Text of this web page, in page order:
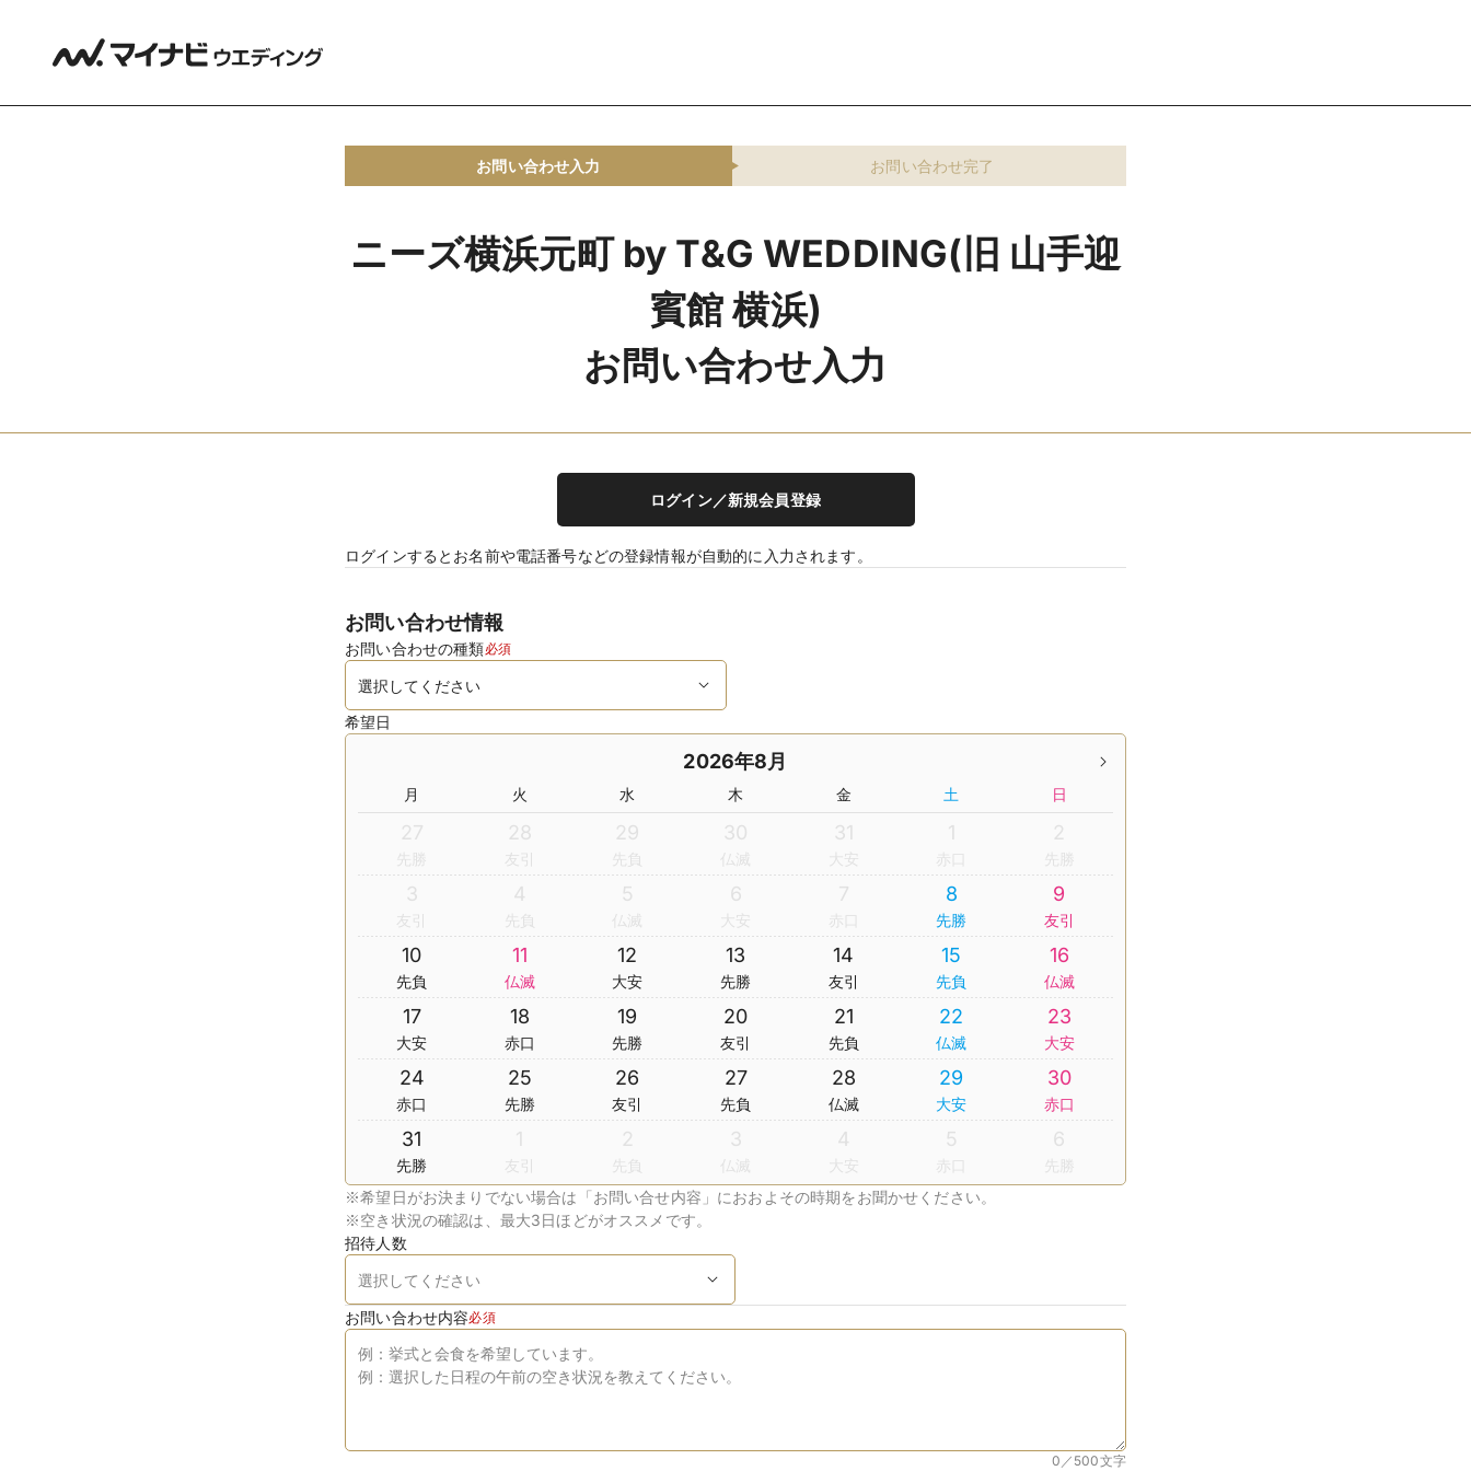
お問い合わせ入力 お問い合わせ完了
ニーズ横浜元町 by T&G WEDDING(旧 山手迎
賓館 横浜)
お問い合わせ入力
ログイン／新規会員登録
ログインするとお名前や電話番号などの登録情報が自動的に入力されます。
お問い合わせ情報
お問い合わせの種類必須
希望日
2026年8月
月 火 水 木 金 土 日
27
先勝
28
友引
29
先負
30
仏滅
31
大安
1
赤口
2
先勝
3
友引
4
先負
5
仏滅
6
大安
7
赤口
8
先勝
9
友引
10
先負
11
仏滅
12
大安
13
先勝
14
友引
15
先負
16
仏滅
17
大安
18
赤口
19
先勝
20
友引
21
先負
22
仏滅
23
大安
24
赤口
25
先勝
26
友引
27
先負
28
仏滅
29
大安
30
赤口
31
先勝
1
友引
2
先負
3
仏滅
4
大安
5
赤口
6
先勝
※希望日がお決まりでない場合は「お問い合せ内容」におおよその時期をお聞かせください。
※空き状況の確認は、最大3日ほどがオススメです。
招待人数
お問い合わせ内容必須
0／500文字